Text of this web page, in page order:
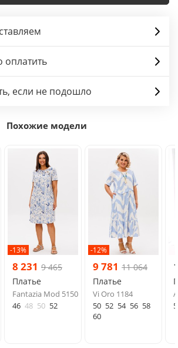
если не подошло
Похожие модели
-13%
8 231 9 465
Платье
Fantazia Mod 5150
46 48 50 52
-12%
9 781 11 064
Платье
Vi Oro 1184
50 52 54 56 58
60